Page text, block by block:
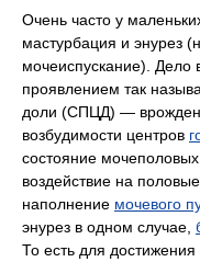
Очень часто у
мастурбация и энурез
мочеиспускание). Дело
проявлением так
доли (СПЦД) —
возбудимости центров
состояние
воздействие на
наполнение мочевого
энурез в одном случае,
То есть для достижения